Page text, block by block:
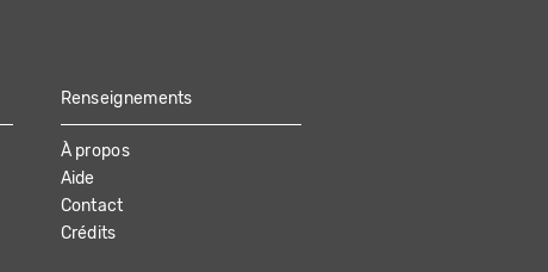
Renseignements
À propos
Aide
Contact
Crédits